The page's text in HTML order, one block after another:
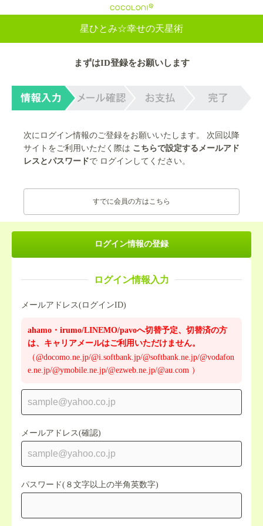
星ひとみ☆幸せの天星術
まずはID登録をお願いします
次にログイン情報のご登録をお願いいたします。 次回以降
サイトをご利用いただく際は こちらで設定するメールアド
レスとパスワードで ログインしてください。
すでに会員の方はこちら
ログイン情報の登録
ログイン情報入力
メールアドレス(ログインID)
ahamo・irumo/LINEMO/pavoへ切替予定、切替済の方
は、キャリアメールはご利用いただけません。
（@docomo.ne.jp/@i.softbank.jp/@softbank.ne.jp/@vodafon
e.ne.jp/@ymobile.ne.jp/@ezweb.ne.jp/@au.com ）
メールアドレス(確認)
パスワード(８文字以上の半角英数字)